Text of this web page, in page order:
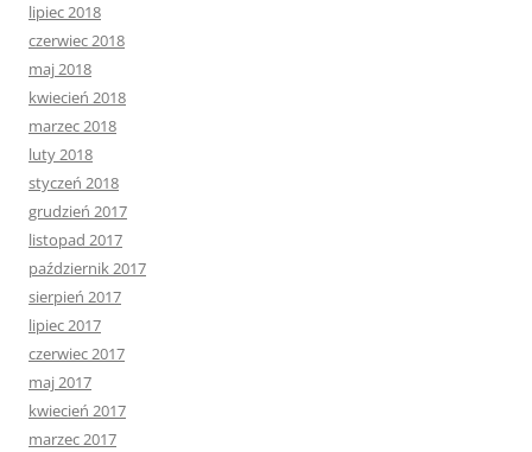
lipiec 2018
czerwiec 2018
maj 2018
kwiecień 2018
marzec 2018
luty 2018
styczeń 2018
grudzień 2017
listopad 2017
październik 2017
sierpień 2017
lipiec 2017
czerwiec 2017
maj 2017
kwiecień 2017
marzec 2017